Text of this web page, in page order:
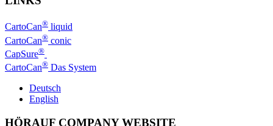
CartoCan® liquid
CartoCan® conic
CapSure®
CartoCan® Das System
Deutsch
English
HÖRAUF COMPANY WEBSITE